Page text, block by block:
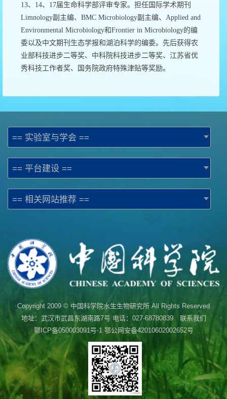
13、14、17届生命科学部评审专家。担任国际学术期刊
Limnology副主编、BMC Microbiology副主编、Applied and
Environmental Microbiology和Frontier in Microbiology的编
委以及中文期刊生态学报和湖泊科学的编委。先后获得农
业部科技进步二等奖、中科院科技进步二等奖、江苏省优
秀科技工作者奖、国务院政府特殊津贴等奖励。
== 实验室与学会 ==
== 平台建设 ==
== 相关网站推荐 ==
Copyright 2009 © 中国科学院水生生物研究所 All Rights Reserved
地址：武汉市武昌东湖南路7号 电话：027-68780839 联系我们
鄂ICP备050003091号-1鄂公网安备42010602002652号